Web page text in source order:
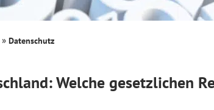
Datenschutz
Welche gesetzlichen